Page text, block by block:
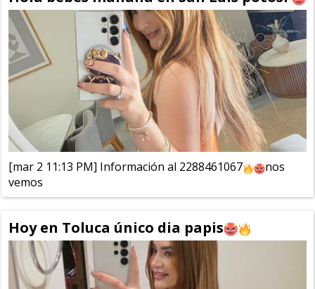
[mar 2 11:13 PM] Información al 2288461067
nos
vemos
Hoy en Toluca único dia papis